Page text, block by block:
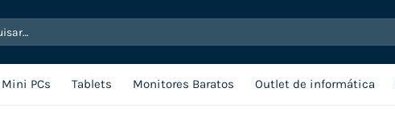
Mini PCs Tablets Monitores Baratos Outlet de informática